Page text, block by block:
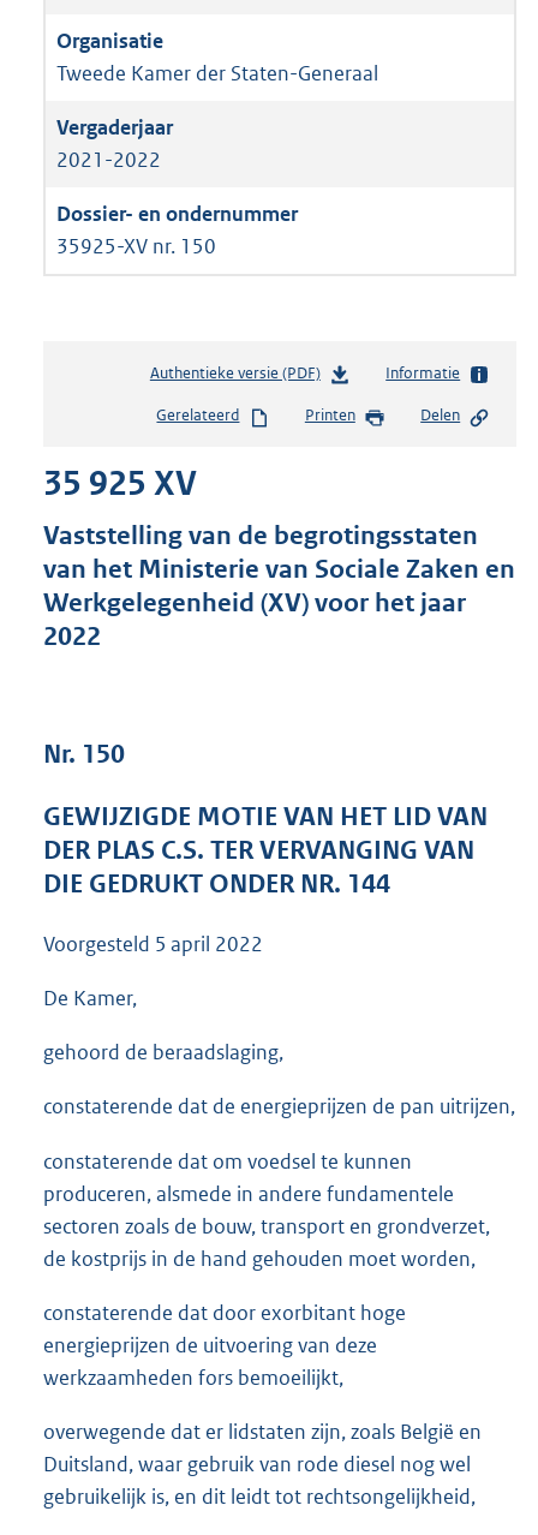
Tweede Kamer der Staten-Generaal
2021-2022
35925-XV nr. 150
Authentieke versie (PDF)b
s
s
g
r
K
b
Informatie
Gerelateerd Printen Delen
35 925 XV
Vaststelling van de begrotingsstaten
van het Ministerie van Sociale Zaken en
Werkgelegenheid (XV) voor het jaar
2022
Nr. 150
GEWIJZIGDE MOTIE VAN HET LID VAN
DER PLAS C.S. TER VERVANGING VAN
DIE GEDRUKT ONDER NR. 144
Voorgesteld 5 april 2022
De Kamer,
gehoord de beraadslaging,
constaterende dat de energieprijzen de pan uitrijzen,
constaterende dat om voedsel te kunnen
produceren, alsmede in andere fundamentele
sectoren zoals de bouw, transport en grondverzet,
de kostprijs in de hand gehouden moet worden,
constaterende dat door exorbitant hoge
energieprijzen de uitvoering van deze
werkzaamheden fors bemoeilijkt,
overwegende dat er lidstaten zijn, zoals België en
Duitsland, waar gebruik van rode diesel nog wel
gebruikelijk is, en dit leidt tot rechtsongelijkheid,